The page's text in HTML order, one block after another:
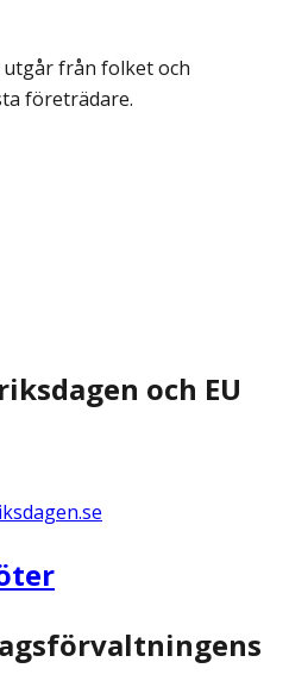
från folket och
företrädare.
och EU